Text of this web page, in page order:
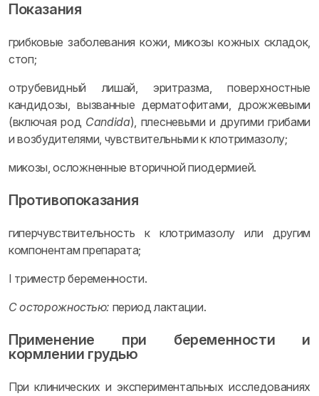
Показания
грибковые заболевания кожи, микозы кожных складок,
стоп;
отрубевидный лишай, эритразма, поверхностные
кандидозы, вызванные дерматофитами, дрожжевыми
(включая род Candida), плесневыми и другими грибами
и возбудителями, чувствительными к клотримазолу;
микозы, осложненные вторичной пиодермией.
Противопоказания
гиперчувствительность к клотримазолу или другим
компонентам препарата;
I триместр беременности.
С осторожностью: период лактации.
Применение при беременности и
кормлении грудью
При клинических и экспериментальных исследованиях